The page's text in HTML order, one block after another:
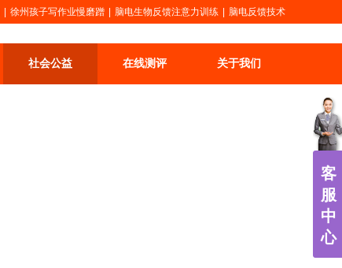
社会公益 在线测评 关于我们
徐州孩子写作业慢磨蹭 脑电生物反馈注意力训练 脑电反馈技术
客
服
中
心